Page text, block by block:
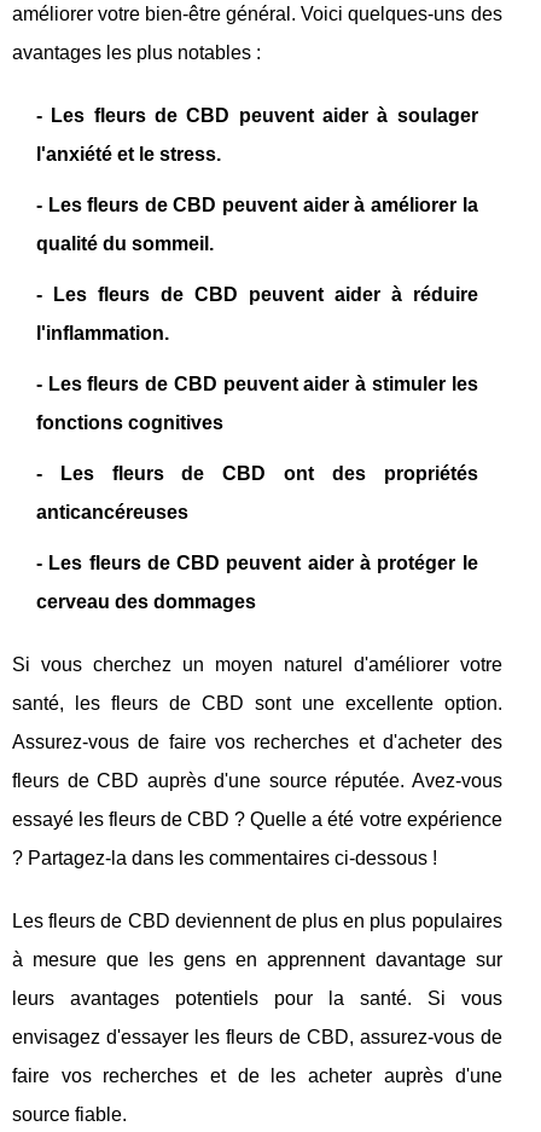
améliorer votre bien-être général. Voici quelques-uns des
avantages les plus notables :
- Les fleurs de CBD peuvent aider à soulager
l'anxiété et le stress.
- Les fleurs de CBD peuvent aider à améliorer la
qualité du sommeil.
- Les fleurs de CBD peuvent aider à réduire
l'inflammation.
- Les fleurs de CBD peuvent aider à stimuler les
fonctions cognitives
- Les fleurs de CBD ont des propriétés
anticancéreuses
- Les fleurs de CBD peuvent aider à protéger le
cerveau des dommages
Si vous cherchez un moyen naturel d'améliorer votre
santé, les fleurs de CBD sont une excellente option.
Assurez-vous de faire vos recherches et d'acheter des
fleurs de CBD auprès d'une source réputée. Avez-vous
essayé les fleurs de CBD ? Quelle a été votre expérience
? Partagez-la dans les commentaires ci-dessous !
Les fleurs de CBD deviennent de plus en plus populaires
à mesure que les gens en apprennent davantage sur
leurs avantages potentiels pour la santé. Si vous
envisagez d'essayer les fleurs de CBD, assurez-vous de
faire vos recherches et de les acheter auprès d'une
source fiable.